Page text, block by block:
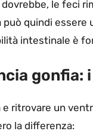
le feci
quindi essere
intestinale è
gonfia:
e ritrovare un
la differenza: